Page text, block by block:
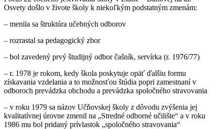
Osvety došlo v živote školy k niekoľkým podstatným zmenám:
– menila sa štruktúra učebných odborov
– rozrastal sa pedagogický zbor
– bol zavedený prvý študijný odbor čašník, servírka (r. 1976/77)
– r. 1978 je rokom, kedy škola poskytuje opäť ďalšiu formu
získavania vzdelania a to možnosťou štúdia popri zamestnaní v
odboroch prevádzka obchodu a prevádzka spoločného stravovania
– v roku 1979 sa názov Učňovskej školy z dôvodu zvýšenia jej
kvalitatívnej úrovne zmenil na „Stredné odborné učilište“ a v roku
1986 mu bol pridaný prívlastok „spoločného stravovania“